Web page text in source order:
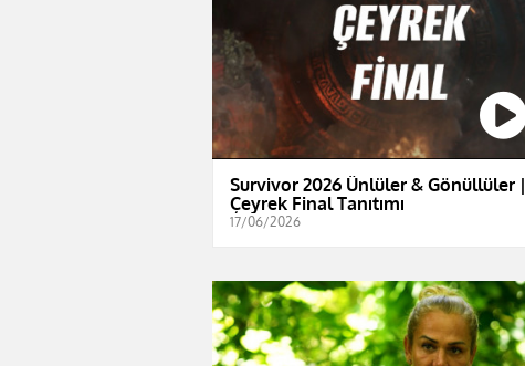
Survivor 2026 Ünlüler & Gönüllüler |
Çeyrek Final Tanıtımı
17/06/2026